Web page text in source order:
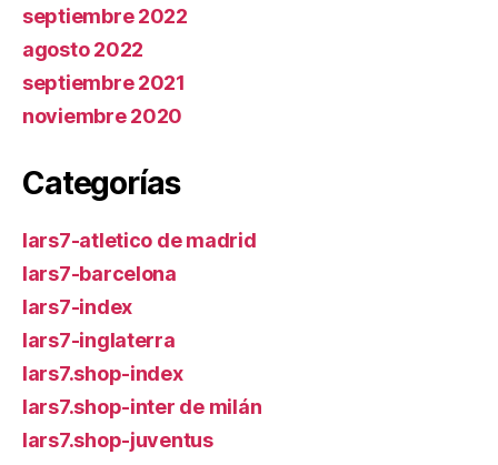
septiembre 2022
agosto 2022
septiembre 2021
noviembre 2020
Categorías
lars7-atletico de madrid
lars7-barcelona
lars7-index
lars7-inglaterra
lars7.shop-index
lars7.shop-inter de milán
lars7.shop-juventus